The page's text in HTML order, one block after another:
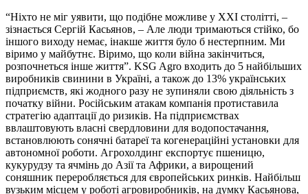
“Ніхто не міг уявити, що подібне можливе у XXI столітті, –
зізнається Сергій Касьянов, – Але люди тримаються стійко, бо
іншого виходу немає, інакше життя було б нестерпним. Ми
віримо у майбутнє. Віримо, що коли війна закінчиться,
розпочнеться інше життя”. KSG Agro входить до 5 найбільших
виробників свинини в Україні, а також до 13% українських
підприємств, які жодного разу не зупиняли свою діяльність з
початку війни. Російським атакам компанія протиставила
стратегію адаптації до ризиків. На підприємствах
ввлаштовують власні свердловини для водопостачання,
встановлюють сонячні батареї та когенераційні установки для
автономної роботи. Агрохолдинг експортує пшеницю,
кукурудзу та ячмінь до Азії та Африки, а вирощений
соняшник переробляється для європейських ринків. Найбільш
вузьким місцем у роботі агровиробників, на думку Касьянова,